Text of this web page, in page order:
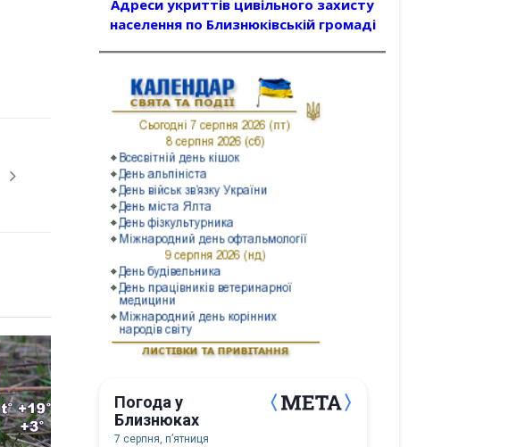
Адреси укриттів цивільного захисту
населення по Близнюківській громаді
Погода у
Близнюках
7 серпня, пʼятниця